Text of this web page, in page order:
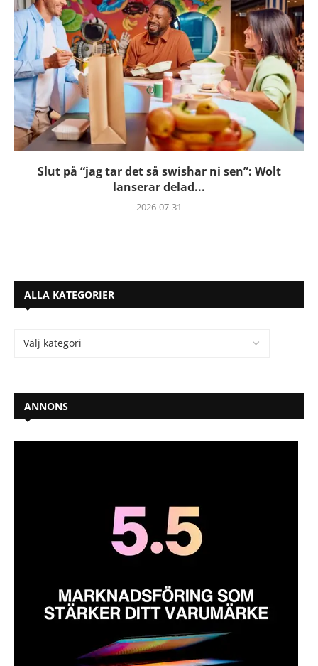
Slut på “jag tar det så swishar ni sen”: Wolt
lanserar delad...
2026-07-31
ALLA KATEGORIER
ANNONS